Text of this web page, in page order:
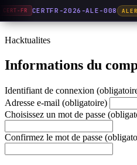
Hacktualites
Informations du
Identifiant de connexion
Adresse e-mail (obligatoire)
Choisissez un mot de passe
Confirmez le mot de passe
CERT-FR CERTFR-2026-ALE-008